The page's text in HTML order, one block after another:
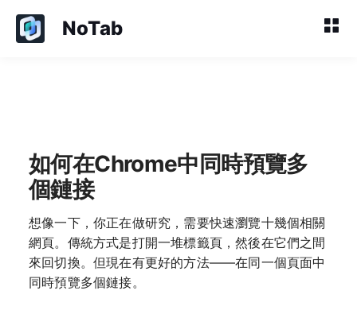
NoTab
如何在Chrome中同時預覽多
個鏈接
想像一下，你正在做研究，需要快速瀏覽十幾個相關
網頁。傳統方式是打開一堆標籤頁，然後在它們之間
來回切換。但現在有更好的方法——在同一個頁面中
同時預覽多個鏈接。